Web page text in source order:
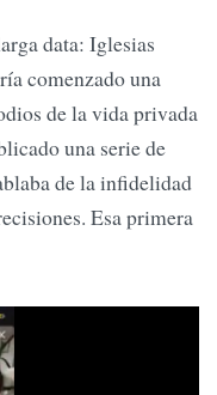
data: Iglesias
comenzado una
de la vida privada
una serie de
de la infidelidad
Esa primera